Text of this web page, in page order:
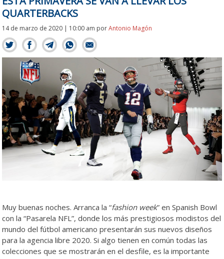
QUARTERBACKS
14 de marzo de 2020 | 10:00 am porAntonio Magón
Muy buenas noches. Arranca la “fashion week” en Spanish Bowl
con la “Pasarela NFL”, donde los más prestigiosos modistos del
mundo del fútbol americano presentarán sus nuevos diseños
para la agencia libre 2020. Si algo tienen en común todas las
colecciones que se mostrarán en el desfile, es la importante